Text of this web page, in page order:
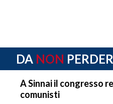
DA NON
A Sinnai il congresso
comunisti